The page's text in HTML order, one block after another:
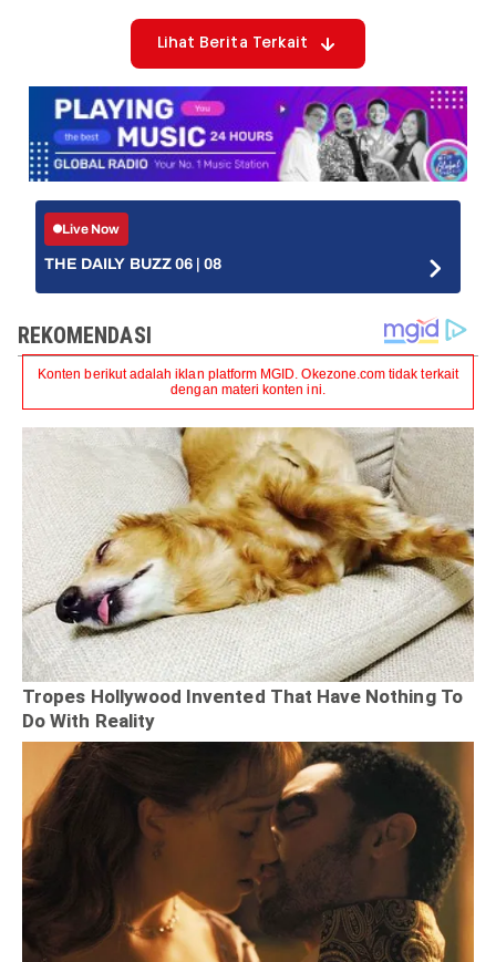
Lihat Berita Terkait
Live Now
THE DAILY BUZZ 06 | 08